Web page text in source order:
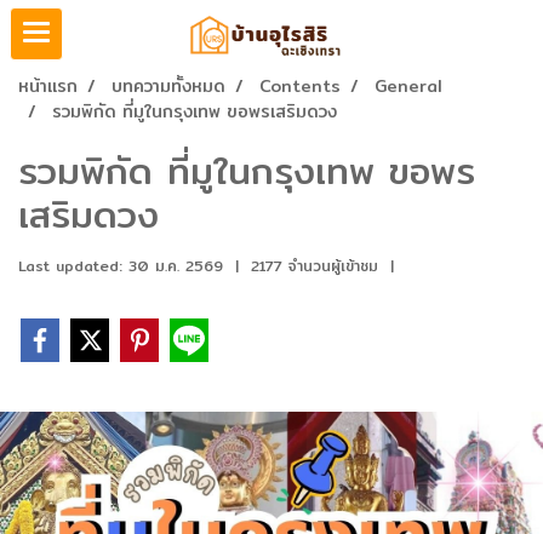
หน้าแรก บทความทั้งหมด Contents
General
รวมพิกัด ที่มูในกรุงเทพ ขอพรเสริมดวง
รวมพิกัด ที่มูในกรุงเทพ ขอพร
เสริมดวง
Last updated: 30 ม.ค. 2569 | 2177 จำนวนผู้เข้าชม |